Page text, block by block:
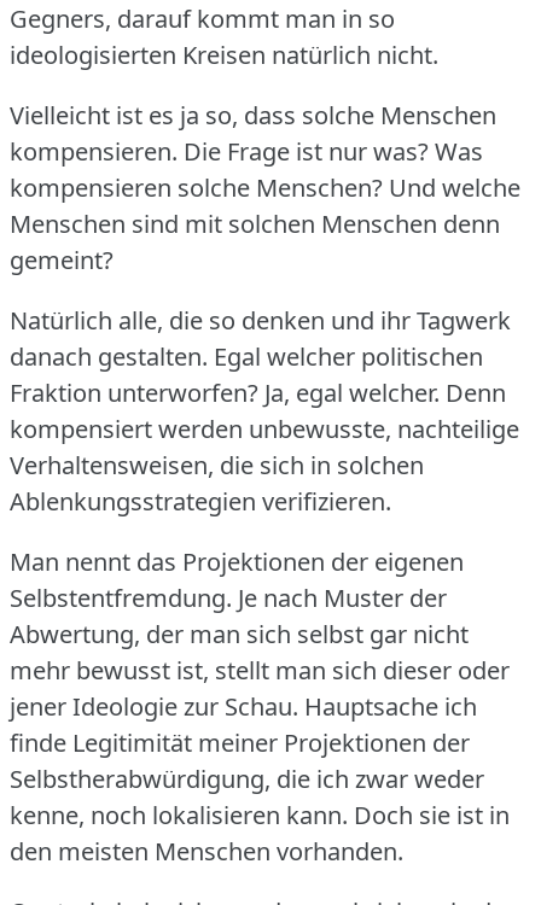
Gegners, darauf kommt man in so
ideologisierten Kreisen natürlich nicht.
Vielleicht ist es ja so, dass solche Menschen
kompensieren. Die Frage ist nur was?Was
kompensieren solche Menschen? Und welche
Menschen sind mit solchen Menschen denn
gemeint?
Natürlich alle, die so denken und ihr Tagwerk
danach gestalten. Egal welcher politischen
Fraktion unterworfen? Ja, egal welcher. Denn
kompensiert werden unbewusste, nachteilige
Verhaltensweisen, die sich in solchen
Ablenkungsstrategien verifizieren.
Man nennt das Projektionen der eigenen
Selbstentfremdung. Je nach Muster der
Abwertung, der man sich selbst gar nicht
mehr bewusst ist, stellt man sich dieser oder
jener Ideologie zur Schau. Hauptsache ich
finde Legitimität meiner Projektionen der
Selbstherabwürdigung, die ich zwar weder
kenne, noch lokalisieren kann. Doch sie ist in
den meisten Menschen vorhanden.